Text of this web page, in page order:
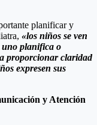
planificar y
«los niños se ven
uno planifica o
proporcionar claridad
expresen sus
y Atención